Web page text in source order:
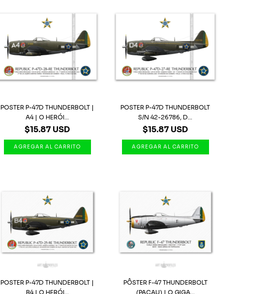
POSTER P-47D THUNDERBOLT |
A4 | O HERÓI...
$15.87 USD
POSTER P-47D THUNDERBOLT
S/N 42-26786, D...
$15.87 USD
POSTER P-47D THUNDERBOLT |
B4 | O HERÓI...
PÔSTER F-47 THUNDERBOLT
(PACAU) | O GIGA...